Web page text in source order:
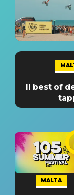
Il best of
MALTA